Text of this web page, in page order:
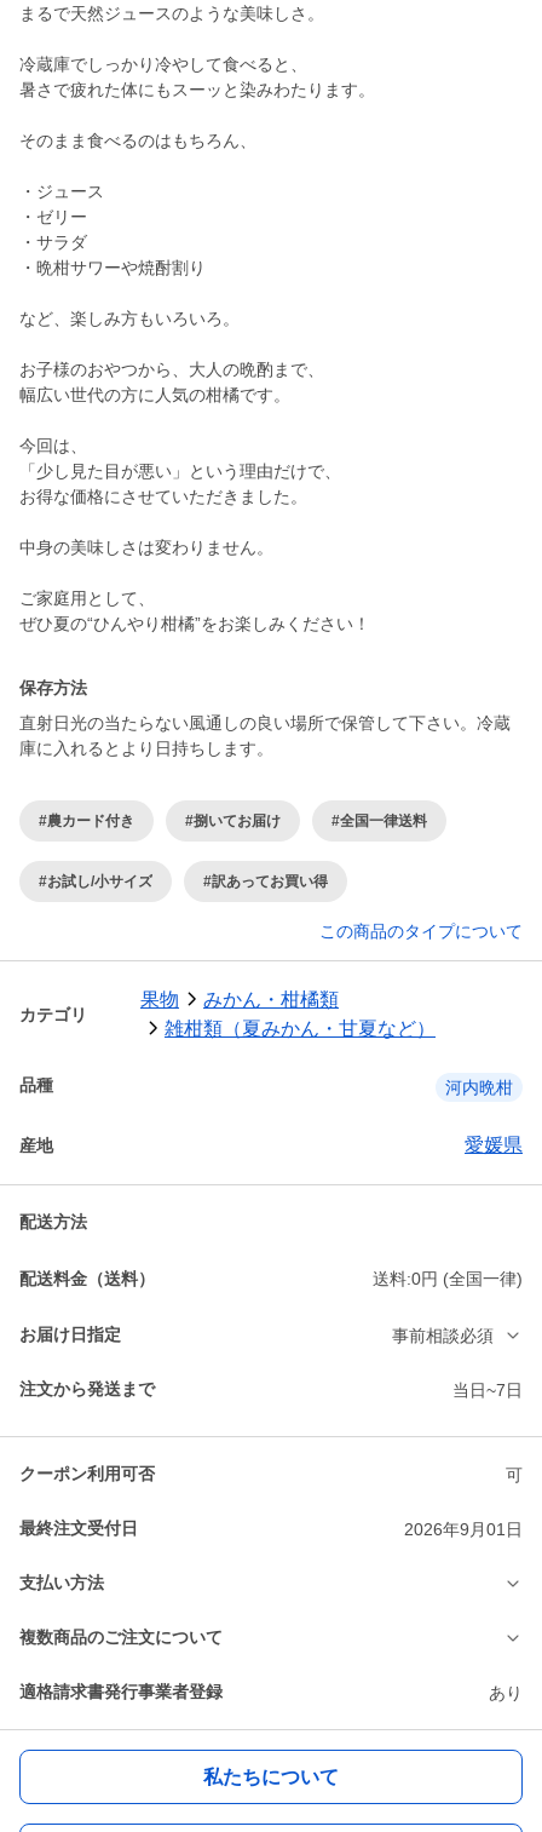
まるで天然ジュースのような美味しさ。
冷蔵庫でしっかり冷やして食べると、
暑さで疲れた体にもスーッと染みわたります。
そのまま食べるのはもちろん、
・ジュース
・ゼリー
・サラダ
・晩柑サワーや焼酎割り
など、楽しみ方もいろいろ。
お子様のおやつから、大人の晩酌まで、
幅広い世代の方に人気の柑橘です。
今回は、
「少し見た目が悪い」という理由だけで、
お得な価格にさせていただきました。
中身の美味しさは変わりません。
ご家庭用として、
保存方法
直射日光の当たらない風通しの良い場所で保管して下さい。冷蔵
庫に入れるとより日持ちします。
#農カード付き #捌いてお届け #全国一律送料
#お試し/小サイズ #訳あってお買い得
この商品のタイプについて
カテゴリ
果物
みかん・柑橘類
雑柑類（夏みかん・甘夏など）
品種 河内晩柑
産地 愛媛県
配送方法
配送料金（送料） 送料:0円 (全国一律)
お届け日指定 事前相談必須
注文から発送まで 当日~7日
クーポン利用可否 可
最終注文受付日 2026年9月01日
支払い方法
複数商品のご注文について
適格請求書発行事業者登録 あり
私たちについて